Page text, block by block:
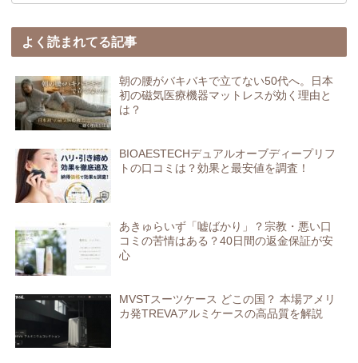
よく読まれてる記事
朝の腰がバキバキで立てない50代へ。日本
初の磁気医療機器マットレスが効く理由と
は？
BIOAESTECHデュアルオーブディープリフ
トの口コミは？効果と最安値を調査！
あきゅらいず「嘘ばかり」？宗教・悪い口
コミの苦情はある？40日間の返金保証が安
心
MVSTスーツケース どこの国？ 本場アメリ
カ発TREVAアルミケースの高品質を解説